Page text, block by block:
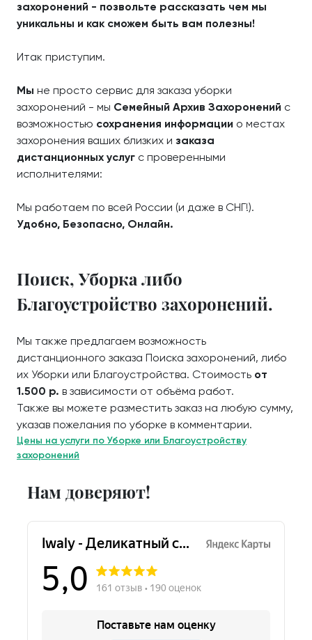
захоронений - позвольте рассказать чем мы
уникальны и как сможем быть вам полезны!
Итак приступим.
Мы не просто сервис для заказа уборки
захоронений - мы Семейный Архив Захоронений с
возможностью сохранения информации о местах
захоронения ваших близких и заказа
дистанционных услуг с проверенными
исполнителями:
Мы работаем по всей России (и даже в СНГ!).
Удобно, Безопасно, Онлайн.
Поиск, Уборка либо
Благоустройство захоронений.
Мы также предлагаем возможность
дистанционного заказа Поиска захоронений, либо
их Уборки или Благоустройства. Стоимость от
1.500 р. в зависимости от объёма работ.
Также вы можете разместить заказ на любую сумму,
указав пожелания по уборке в комментарии.
Цены на услуги по Уборке или Благоустройству
захоронений
Нам доверяют!